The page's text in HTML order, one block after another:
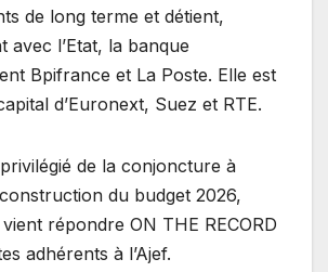
de long terme et détient,
avec l’Etat, la banque
Bpifrance et La Poste. Elle est
d’Euronext, Suez et RTE.
de la conjoncture à
du budget 2026,
répondre ON THE RECORD
adhérents à l’Ajef.